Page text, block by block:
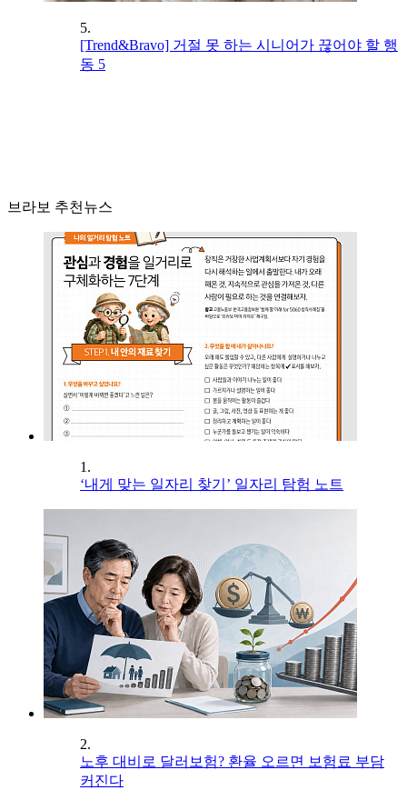
5.
[Trend&Bravo] 거절 못 하는 시니어가 끊어야 할 행
동 5
브라보 추천뉴스
1.
‘내게 맞는 일자리 찾기’ 일자리 탐험 노트
2.
노후 대비로 달러보험? 환율 오르면 보험료 부담
커진다